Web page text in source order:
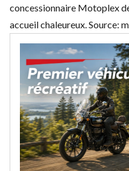
concessionnaire Motoplex
accueil chaleureux. Source: